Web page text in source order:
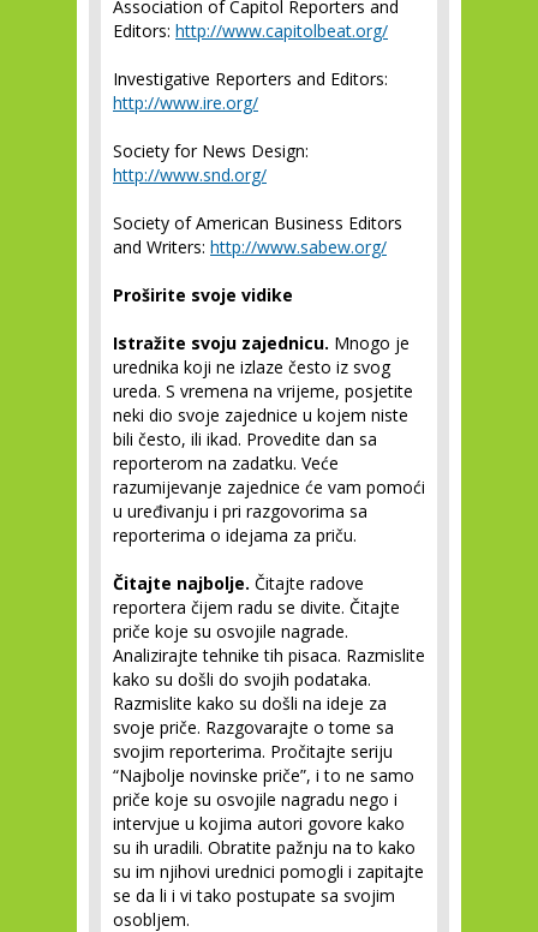
Association of Capitol Reporters and
Editors: http://www.capitolbeat.org/
Investigative Reporters and Editors:
http://www.ire.org/
Society for News Design:
http://www.snd.org/
Society of American Business Editors
and Writers: http://www.sabew.org/
Proširite svoje vidike
Istražite svoju zajednicu. Mnogo je
urednika koji ne izlaze često iz svog
ureda. S vremena na vrijeme, posjetite
neki dio svoje zajednice u kojem niste
bili često, ili ikad. Provedite dan sa
reporterom na zadatku. Veće
razumijevanje zajednice će vam pomoći
u uređivanju i pri razgovorima sa
reporterima o idejama za priču.
Čitajte najbolje. Čitajte radove
reportera čijem radu se divite. Čitajte
priče koje su osvojile nagrade.
Analizirajte tehnike tih pisaca. Razmislite
kako su došli do svojih podataka.
Razmislite kako su došli na ideje za
svoje priče. Razgovarajte o tome sa
svojim reporterima. Pročitajte seriju
“Najbolje novinske priče”, i to ne samo
priče koje su osvojile nagradu nego i
intervjue u kojima autori govore kako
su ih uradili. Obratite pažnju na to kako
su im njihovi urednici pomogli i zapitajte
se da li i vi tako postupate sa svojim
osobljem.